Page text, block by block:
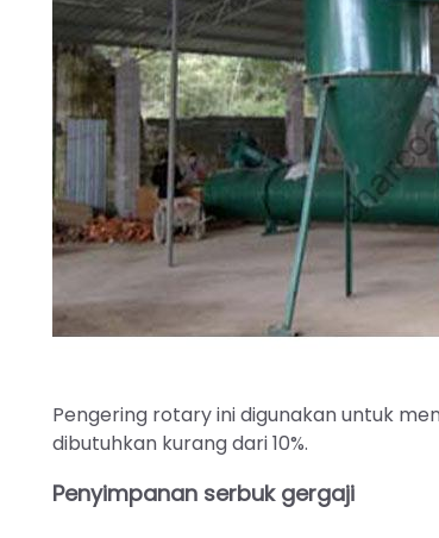
Pengering rotary ini digunakan untuk
dibutuhkan kurang dari 10%.
Penyimpanan serbuk gergaji